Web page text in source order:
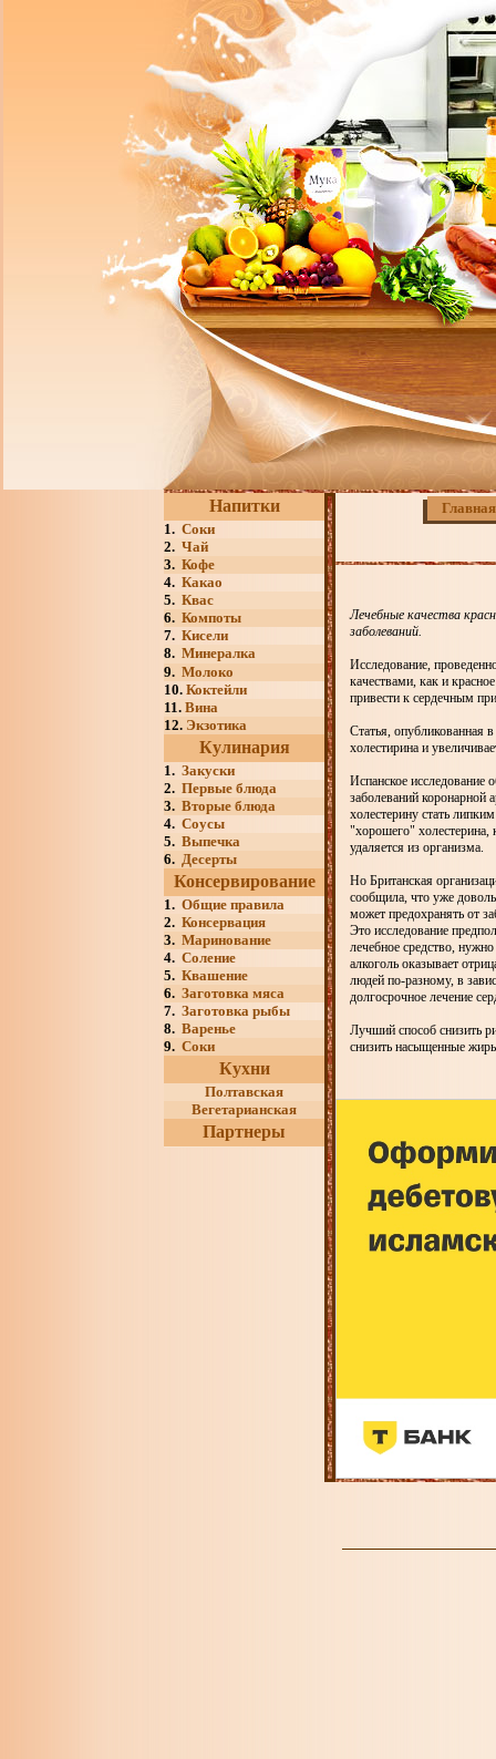
Напитки
1. Соки
2. Чай
3. Кофе
4. Какао
5. Квас
6. Компоты
7. Кисели
8. Минералка
9. Молоко
10. Коктейли
11. Вина
12. Экзотика
Кулинария
1. Закуски
2. Первые блюда
3. Вторые блюда
4. Соусы
5. Выпечка
6. Десерты
Консервирование
1. Общие правила
2. Консервация
3. Маринование
4. Соление
5. Квашение
6. Заготовка мяса
7. Заготовка рыбы
8. Варенье
9. Соки
Кухни
Полтавская
Вегетарианская
Партнеры
Главная
Лечебные качества
заболеваний.
Исследование,
качествами, как и
привести к сердечным
Статья, опубликованная
холестирина и
Испанское
заболеваний
холестерину стать
"хорошего" холестерина,
удаляется из организма.
Но Британская
сообщила, что уже
может предохранять от
Это исследование
лечебное средство,
алкоголь оказывает
людей по-разному, в
долгосрочное лечение
Лучший способ снизить
снизить насыщенные